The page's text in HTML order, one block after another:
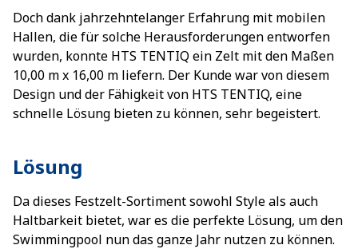
Doch dank jahrzehntelanger Erfahrung mit mobilen
Hallen, die für solche Herausforderungen entworfen
wurden, konnte HTS TENTIQ ein Zelt mit den Maßen
10,00 m x 16,00 m liefern. Der Kunde war von diesem
Design und der Fähigkeit von HTS TENTIQ, eine
schnelle Lösung bieten zu können, sehr begeistert.
Lösung
Da dieses Festzelt-Sortiment sowohl Style als auch
Haltbarkeit bietet, war es die perfekte Lösung, um den
Swimmingpool nun das ganze Jahr nutzen zu können.